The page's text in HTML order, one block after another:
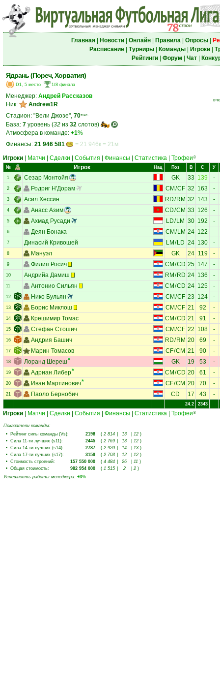
Главная| Новости| Онлайн| Правила| Опросы|
Расписание| Турниры| Команды| Игроки|
Рейтинги| Форум Чат|
Ядрань (Пореч, Хорватия)
D1, 5 место 1/8 финала
Менеджер: Андрей Рассказов
Ник:
Andrew1R
Стадион: "Вели Джозе", 70тыс.
База: 7 уровень (32 из 32 слотов)
Атмосфера в команде: +1%
Финансы: 21 946 581 = 21 946к = 21м
Игроки Матчи Сделки События Финансы Статистика Трофеи 8
№ Игрок Нац Поз В С У
1 Сезар Монтойя GK 33 139 -
2 Родриг Н'Дорам CM /CF 32 163 -
3 Асил Хессин RD/ RM 32 143 -
4 Анасс Азим CD/CM 33 126 -
5 Ахмад Русади LD/ LM 30 192 -
6 Деян Бонака CM /LM 24 122 -
7 Динасий Кривошей LM / LD 24 130 -
8 Мануэл GK 24 119 -
9 Филип Росич CM /CD 25 147 -
10 Андрийа Дамиш RM / RD 24 136 -
11 Антонио Сильян CM /CD 24 125 -
12 Нико Бульян CM /CF 23 124 -
13 Борис Миклош CM /CF 21 92 -
14 Крешимир Томас CM /CD 21 91 -
15 Стефан Стошич CM /CF 22 108 -
16 Андрия Башич RD/ RM 20 69 -
17 Марин Томасов CF/CM 21 90 -
18 Лоранд Шереш GK 19 53 -
19 Адриан Либер CM /CD 20 61 -
20 Иван Мартинович CF/CM 20 70 -
21 Паоло Бернобич CD 17 43 -
24.2 2343
Игроки Матчи Сделки События Финансы Статистика Трофеи 8
Показатели команды:
• Рейтинг силы команды (Vs): 2198 ( 2 814 13 12 )
• Сила 11-ти лучших (s11): 2445 ( 2 769 13 12 )
• Сила 14-ти лучших (s14): 2787 ( 2 920 14 13 )
• Сила 17-ти лучших (s17): 3159 ( 2 703 12 12 )
• Стоимость строений: 157 550 000 ( 4 484 26 11 )
• Общая стоимость: 982 954 000 ( 1 515 2 2 )
Успешность работы менеджера: +3%